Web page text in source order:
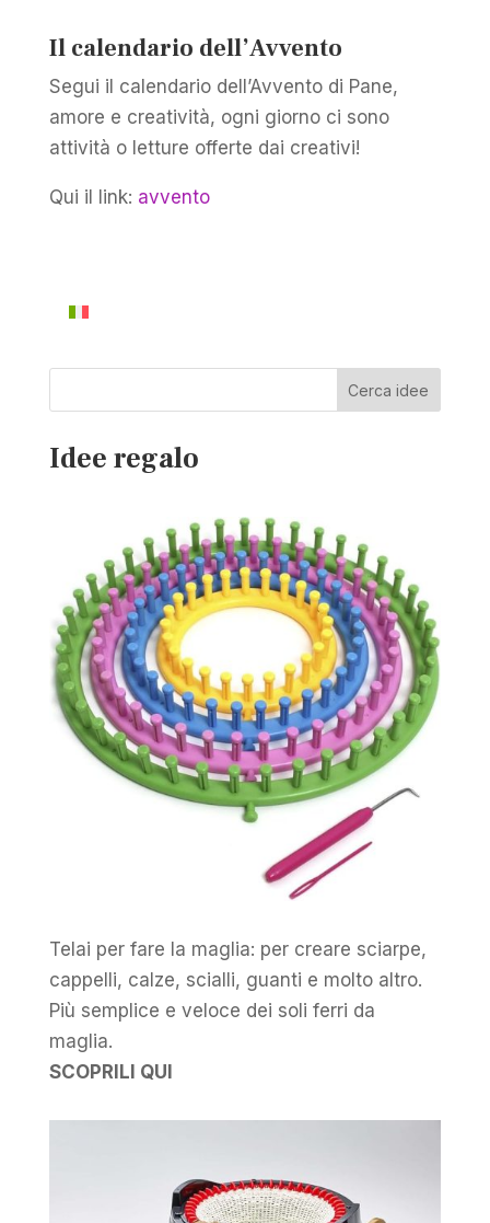
Il calendario dell’Avvento
Segui il calendario dell’Avvento di Pane,
amore e creatività, ogni giorno ci sono
attività o letture offerte dai creativi!
Qui il link: avvento
Cerca idee
Idee regalo
Telai per fare la maglia: per creare sciarpe,
cappelli, calze, scialli, guanti e molto altro.
Più semplice e veloce dei soli ferri da
maglia.
SCOPRILI QUI